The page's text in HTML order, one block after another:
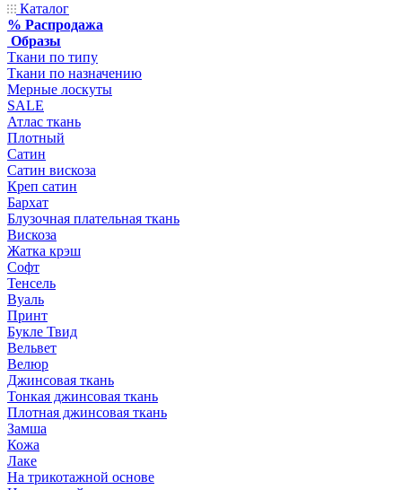
Каталог
% Распродажа
Образы
Ткани по типу
Ткани по назначению
Мерные лоскуты
SALE
Атлас ткань
Плотный
Сатин
Сатин вискоза
Креп сатин
Бархат
Блузочная плательная ткань
Вискоза
Жатка крэш
Софт
Тенсель
Вуаль
Принт
Букле Твид
Вельвет
Велюр
Джинсовая ткань
Тонкая джинсовая ткань
Плотная джинсовая ткань
Замша
Кожа
Лаке
На трикотажной основе